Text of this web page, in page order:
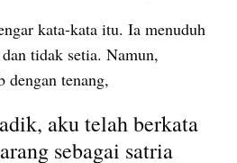
kata-kata itu. Ia menuduh
tidak setia. Namun,
dengan tenang,
sebagai satria